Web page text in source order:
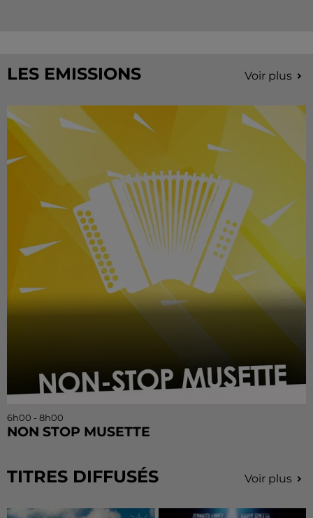
LES EMISSIONS Voir plus
6h00 - 8h00
NON STOP MUSETTE
TITRES DIFFUSÉS Voir plus